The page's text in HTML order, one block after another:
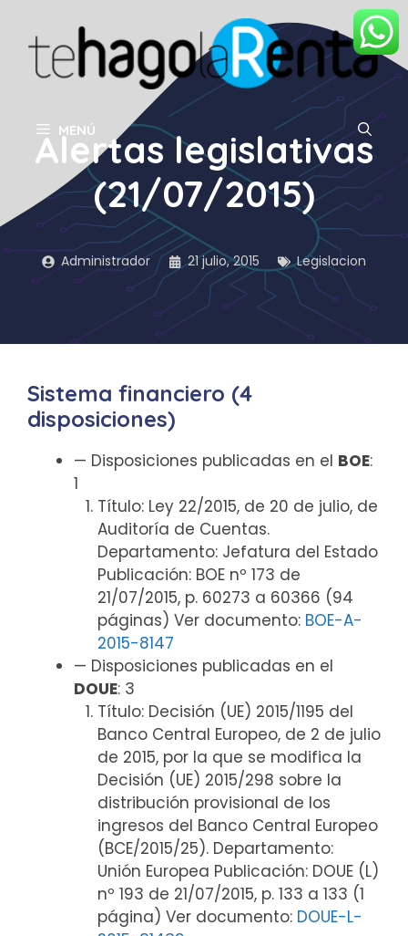
contenido
MENÚ
Alertas legislativas
(21/07/2015)
Administrador 21 julio, 2015 Legislacion
Sistema financiero (4
disposiciones)
— Disposiciones publicadas en el BOE:
1
Título: Ley 22/2015, de 20 de julio, de
Auditoría de Cuentas.
Departamento: Jefatura del Estado
Publicación: BOE nº 173 de
21/07/2015, p. 60273 a 60366 (94
páginas) Ver documento: BOE-A-
2015-8147
— Disposiciones publicadas en el
DOUE: 3
Título: Decisión (UE) 2015/1195 del
Banco Central Europeo, de 2 de julio
de 2015, por la que se modifica la
Decisión (UE) 2015/298 sobre la
distribución provisional de los
ingresos del Banco Central Europeo
(BCE/2015/25). Departamento:
Unión Europea Publicación: DOUE (L)
nº 193 de 21/07/2015, p. 133 a 133 (1
página) Ver documento: DOUE-L-